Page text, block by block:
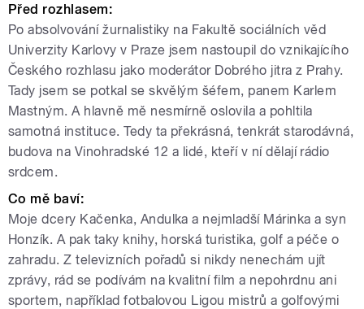
Před rozhlasem:
Po absolvování žurnalistiky na Fakultě sociálních věd
Univerzity Karlovy v Praze jsem nastoupil do vznikajícího
Českého rozhlasu jako moderátor Dobrého jitra z Prahy.
Tady jsem se potkal se skvělým šéfem, panem Karlem
Mastným. A hlavně mě nesmírně oslovila a pohltila
samotná instituce. Tedy ta překrásná, tenkrát starodávná,
budova na Vinohradské 12 a lidé, kteří v ní dělají rádio
srdcem.
Co mě baví:
Moje dcery Kačenka, Andulka a nejmladší Márinka a syn
Honzík. A pak taky knihy, horská turistika, golf a péče o
zahradu. Z televizních pořadů si nikdy nenechám ujít
zprávy, rád se podívám na kvalitní film a nepohrdnu ani
sportem, například fotbalovou Ligou mistrů a golfovými